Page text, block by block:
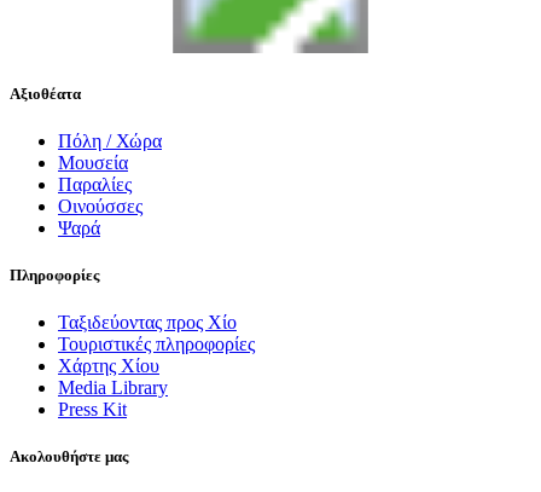
Αξιοθέατα
Πόλη / Χώρα
Μουσεία
Παραλίες
Οινούσσες
Ψαρά
Πληροφορίες
Ταξιδεύοντας προς Χίο
Τουριστικές πληροφορίες
Χάρτης Χίου
Media Library
Press Kit
Ακολουθήστε μας